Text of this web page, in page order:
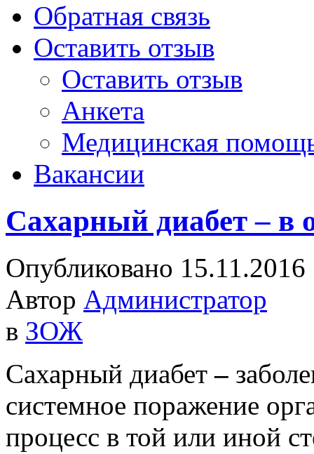
Обратная связь
Оставить отзыв
Оставить отзыв
Анкета
Медицинская
Вакансии
Сахарный диабет – в
Опубликовано 15.11.2016
Автор Администратор
в ЗОЖ
Сахарный диабет –
системное поражение
процесс в той или иной